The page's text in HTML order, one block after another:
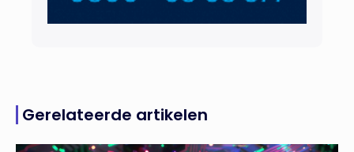
Gerelateerde artikelen